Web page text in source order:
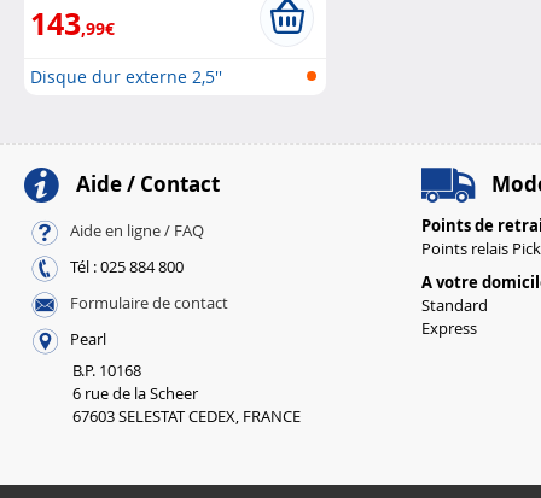
143,99€
Disque dur externe 2,5''
Aide / Contact
Aide en ligne / FAQ
Tél : 025 884 800
Formulaire de contact
Pearl
B.P. 10168
6 rue de la Scheer
67603 SELESTAT CEDEX, FRANCE
Points de
Points relais
A votre
Standard
Express